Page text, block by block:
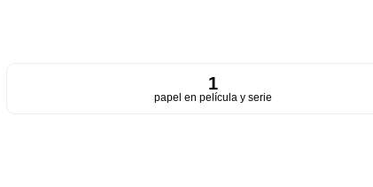
1
papel en película y serie